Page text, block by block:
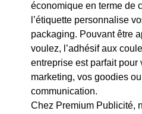
économique en terme de
l’étiquette personnalise
packaging. Pouvant être
voulez, l’adhésif aux
entreprise est parfait pour
marketing, vos goodies
communication.
Chez Premium Publicité,